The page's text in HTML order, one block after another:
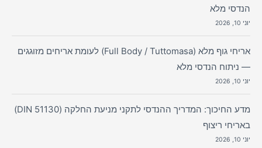
הנדסי מלא
יוני 10, 2026
אריחי גוף מלא (Full Body / Tuttomasa) לעומת אריחים מזוגגים
— ניתוח הנדסי מלא
יוני 10, 2026
מדע החיכוך: המדריך ההנדסי לתקני מניעת החלקה (DIN 51130)
באריחי ריצוף
יוני 10, 2026